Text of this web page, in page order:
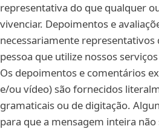
representativa do que qualquer
vivenciar. Depoimentos e
necessariamente
pessoa que utilize nossos
Os depoimentos e comentários
e/ou vídeo) são fornecidos
gramaticais ou de digitação.
para que a mensagem inteira